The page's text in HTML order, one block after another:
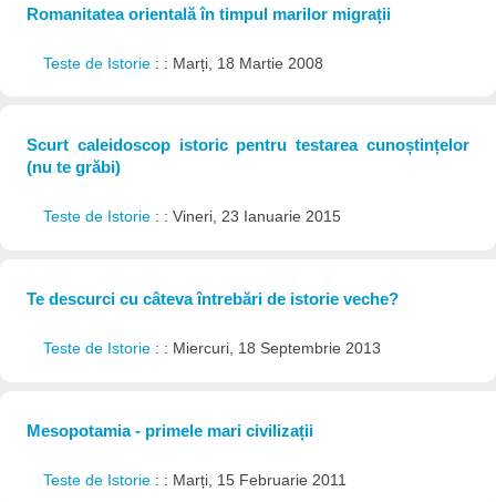
Romanitatea orientală în timpul marilor migrații
Teste de Istorie : : Marți, 18 Martie 2008
Scurt caleidoscop istoric pentru testarea cunoștințelor
(nu te grăbi)
Teste de Istorie : : Vineri, 23 Ianuarie 2015
Te descurci cu câteva întrebări de istorie veche?
Teste de Istorie : : Miercuri, 18 Septembrie 2013
Mesopotamia - primele mari civilizații
Teste de Istorie : : Marți, 15 Februarie 2011